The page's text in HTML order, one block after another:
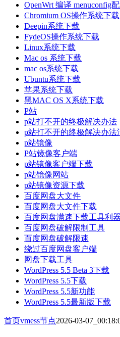
OpenWrt 编译 menuconfig
Chromium OS操作系统下载
Deepin系统下载
FydeOS操作系统下载
Linux系统下载
Mac os 系统下载
mac os系统下载
Ubuntu系统下载
苹果系统下载
黑MAC OS X系统下载
P站
p站打不开的终极解决办法
p站打不开的终极解决办法
p站镜像
P站镜像客户端
p站镜像客户端下载
p站镜像网站
p站镜像资源下载
百度网盘大文件
百度网盘大文件下载
百度网盘满速下载工具利器
百度网盘破解限制工具
百度网盘破解限速
绕过百度网盘客户端
网盘下载工具
WordPress 5.5 Beta 3下载
WordPress 5.5下载
WordPress 5.5新功能
WordPress 5.5最新版下载
首页vmess节点2026-03-